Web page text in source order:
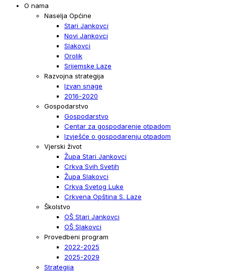
O nama
Naselja Općine
Stari Jankovci
Novi Jankovci
Slakovci
Orolik
Srijemske Laze
Razvojna strategija
Izvan snage
2016-2020
Gospodarstvo
Gospodarstvo
Centar za gospodarenje otpadom
Izvješće o gospodarenju otpadom
Vjerski život
Župa Stari Jankovci
Crkva Svih Svetih
Župa Slakovci
Crkva Svetog Luke
Crkvena Opština S. Laze
Školstvo
OŠ Stari Jankovci
OŠ Slakovci
Provedbeni program
2022-2025
2025-2029
Strategija